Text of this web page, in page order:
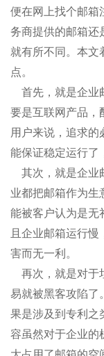
便在网上找个邮箱
务商提供的邮箱还
就有所不同。本文
点。
首先，就是企业
要是互联网产品，
用户来说，追求的
能保证稳定运行了
其次，就是企业
业都把邮箱作为生
能被客户认为是无
且企业邮箱运行
害而无一利。
再次，就是对于
易就被黑客攻陷了
果是涉及到专利之
容虽然对于企业的